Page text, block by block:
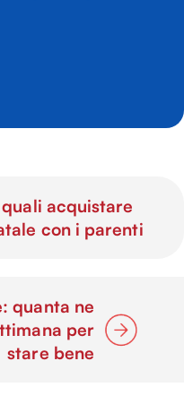
acquistare
con i parenti
quanta ne
per
stare bene